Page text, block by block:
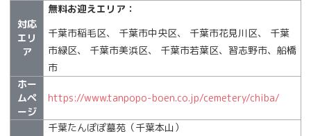
対応
エリ
ア
無料お迎えエリア：
千葉市稲毛区、 千葉市中央区、 千葉市花見川区、 千葉
市緑区、 千葉市美浜区、 千葉市若葉区、習志野市、船橋
市
ホー
ムペ
ージ
https://www.tanpopo-boen.co.jp/cemetery/chiba/
千葉たんぽぽ墓苑（千葉本山）